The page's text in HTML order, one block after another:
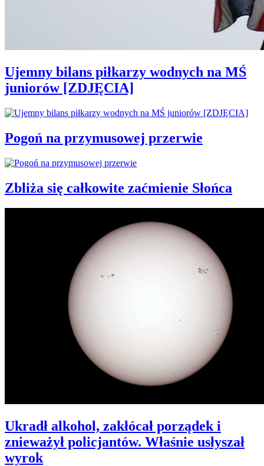
Ujemny bilans piłkarzy wodnych na MŚ
juniorów [ZDJĘCIA]
Pogoń na przymusowej przerwie
Zbliża się całkowite zaćmienie Słońca
Ukradł alkohol, zakłócał porządek i
znieważył policjantów. Właśnie usłyszał
wyrok